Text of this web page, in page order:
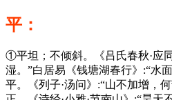
平：
①平坦；不倾斜。《吕氏春秋·应
湿。”白居易《钱塘湖春行》:“水
平。《列子·汤问》:“山不加增，